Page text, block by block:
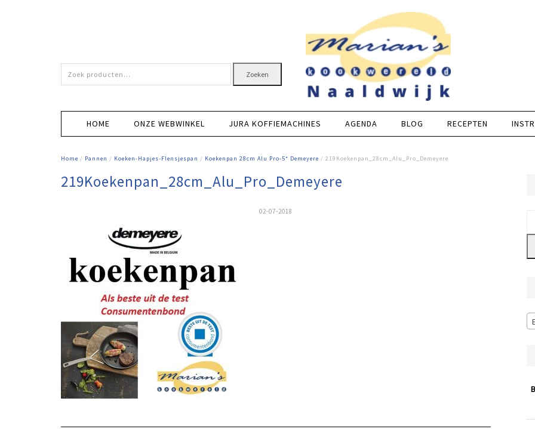
Zoeken
naar:
Zoeken
HOME ONZE WEBWINKEL JURA KOFFIEMACHINES AGENDA BLOG RECEPTEN
Home / Pannen / Koeken-Hapjes-Flensjespan / Koekenpan 28cm Alu Pro-5* Demeyere / 219Koekenpan_28cm_Alu_Pro_Demeyere
219Koekenpan_28cm_Alu_Pro_Demeyere
02-07-2018